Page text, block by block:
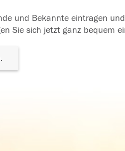
und Bekannte eintragen
Sie sich jetzt ganz bequem